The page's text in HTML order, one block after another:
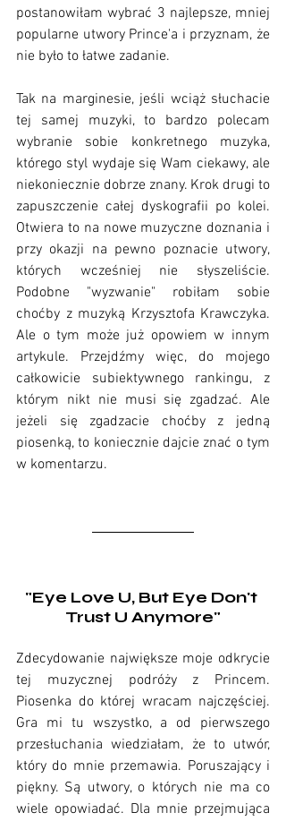
postanowiłam wybrać 3 najlepsze, mniej
popularne utwory Prince'a i przyznam, że
nie było to łatwe zadanie.
Tak na marginesie, jeśli wciąż słuchacie
tej samej muzyki, to bardzo polecam
wybranie sobie konkretnego muzyka,
którego styl wydaje się Wam ciekawy, ale
niekoniecznie dobrze znany. Krok drugi to
zapuszczenie całej dyskografii po kolei.
Otwiera to na nowe muzyczne doznania i
przy okazji na pewno poznacie utwory,
których wcześniej nie słyszeliście.
Podobne "wyzwanie" robiłam sobie
choćby z muzyką Krzysztofa Krawczyka.
Ale o tym może już opowiem w innym
artykule. Przejdźmy więc, do mojego
całkowicie subiektywnego rankingu, z
którym nikt nie musi się zgadzać. Ale
jeżeli się zgadzacie choćby z jedną
piosenką, to koniecznie dajcie znać o tym
w komentarzu.
"Eye Love U, But Eye Don't
Trust U Anymore"
Zdecydowanie największe moje odkrycie
tej muzycznej podróży z Princem.
Piosenka do której wracam najczęściej.
Gra mi tu wszystko, a od pierwszego
przesłuchania wiedziałam, że to utwór,
który do mnie przemawia. Poruszający i
piękny. Są utwory, o których nie ma co
wiele opowiadać. Dla mnie przejmująca